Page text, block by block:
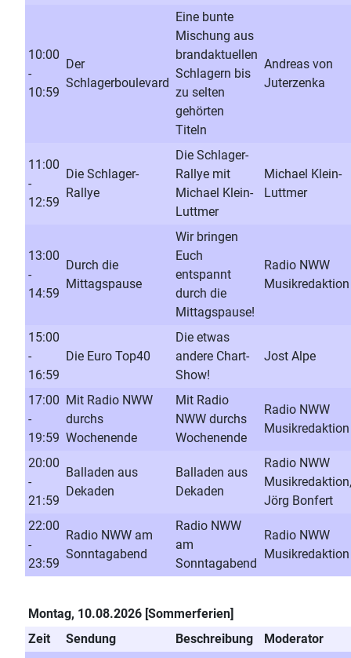
10:00
-
10:59
Der
Schlagerboulevard
Eine bunte
Mischung aus
brandaktuellen
Schlagern bis
zu selten
gehörten
Titeln
Andreas von
Juterzenka
11:00
-
12:59
Die Schlager-
Rallye
Die Schlager-
Rallye mit
Michael Klein-
Luttmer
Michael Klein-
Luttmer
13:00
-
14:59
Durch die
Mittagspause
Wir bringen
Euch
entspannt
durch die
Mittagspause!
Radio NWW
Musikredaktion
15:00
-
16:59
Die Euro Top40
Die etwas
andere Chart-
Show!
Jost Alpe
17:00
-
19:59
Mit Radio NWW
durchs
Wochenende
Mit Radio
NWW durchs
Wochenende
Radio NWW
Musikredaktion
20:00
-
21:59
Balladen aus
Dekaden
Balladen aus
Dekaden
Radio NWW
Musikredaktion,
Jörg Bonfert
22:00
-
23:59
Radio NWW am
Sonntagabend
Radio NWW
am
Sonntagabend
Radio NWW
Musikredaktion
Montag, 10.08.2026 [Sommerferien]
Zeit
Sendung Beschreibung
Moderator